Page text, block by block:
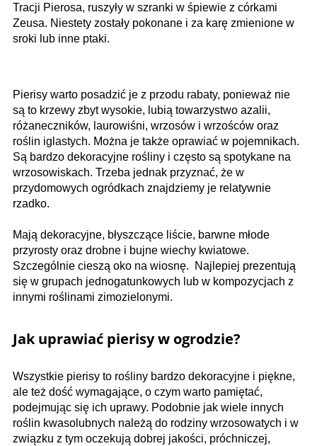
Tracji Pierosa, ruszyły w szranki w śpiewie z córkami
Zeusa. Niestety zostały pokonane i za karę zmienione w
sroki lub inne ptaki.
Pierisy warto posadzić je z przodu rabaty, ponieważ nie
są to krzewy zbyt wysokie, lubią towarzystwo azalii,
różaneczników, laurowiśni, wrzosów i wrzośców oraz
roślin iglastych. Można je także oprawiać w pojemnikach.
Są bardzo dekoracyjne rośliny i często są spotykane na
wrzosowiskach. Trzeba jednak przyznać, że w
przydomowych ogródkach znajdziemy je relatywnie
rzadko.
Mają dekoracyjne, błyszczące liście, barwne młode
przyrosty oraz drobne i bujne wiechy kwiatowe.
Szczególnie cieszą oko na wiosnę. Najlepiej prezentują
się w grupach jednogatunkowych lub w kompozycjach z
innymi roślinami zimozielonymi.
Jak uprawiać pierisy w ogrodzie?
Wszystkie pierisy to rośliny bardzo dekoracyjne i piękne,
ale też dość wymagające, o czym warto pamiętać,
podejmując się ich uprawy. Podobnie jak wiele innych
roślin kwasolubnych należą do rodziny wrzosowatych i w
związku z tym oczekują dobrej jakości, próchniczej,